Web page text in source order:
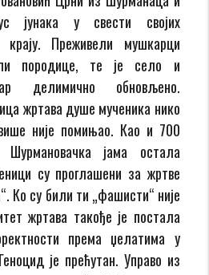
јунака у свести својих
Преживели мушкарци
породице, те је село и
делимично обновљено.
жртава душе мученика нико
више није помињао. Као и 700
јама остала
су проглашени за жртве
Ко су били ти „фашисти“ није
жртава такође је постала
према џелатима у
је прећутан. Управо из